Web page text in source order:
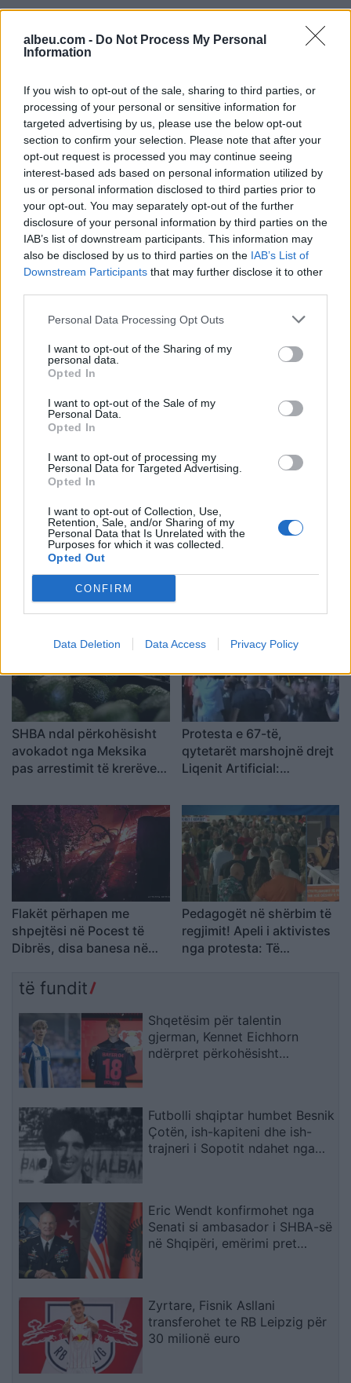
albeu.com - Do Not Process My Personal
Information
If you wish to opt-out of the sale, sharing to third parties, or
processing of your personal or sensitive information for
targeted advertising by us, please use the below opt-out
section to confirm your selection. Please note that after your
opt-out request is processed you may continue seeing
interest-based ads based on personal information utilized by
us or personal information disclosed to third parties prior to
your opt-out. You may separately opt-out of the further
disclosure of your personal information by third parties on the
IAB’s list of downstream participants. This information may
also be disclosed by us to third parties on the IAB’s List of
Downstream Participants that may further disclose it to other
Personal Data Processing Opt Outs
I want to opt-out of the Sharing of my
personal data.
Opted In
I want to opt-out of the Sale of my
Personal Data.
Opted In
I want to opt-out of processing my
Personal Data for Targeted Advertising.
Opted In
I want to opt-out of Collection, Use,
Retention, Sale, and/or Sharing of my
Personal Data that Is Unrelated with the
Purposes for which it was collected.
Opted Out
CONFIRM
Data Deletion Data Access Privacy Policy
Shtuar më
6.04.2022 18:35
Tags:
Alba Exotic Fruit , arrestohet dauti ,
droga ne banane , eduart dauti
Eric Wendt konfirmohet
SHBA-së në Shqipëri,
emërimi pret firmën e
Çota, ish-kapiten dhe ish-
Aksident fatal në Durrës,
makina përplas për vdekje
këmbësorin; drejtuesi
shoqërohet në polici
Kërcënim me bombë në
Milano, gjashtë qendra
SHBA ndal përkohësisht
avokadot nga Meksika
pas arrestimit të krerëve
Protesta e 67-të,
qytetarët marshojnë drejt
Liqenit Artificial:
revolucion”
Flakët përhapen me
shpejtësi në Pocest të
Dibrës, disa banesa në
Pedagogët në shërbim të
regjimit! Apeli i aktivistes
nga protesta: Të
të fundit
Shqetësim për talentin
gjerman, Kennet Eichhorn
ndërpret përkohësisht
Futbolli shqiptar humbet Besnik
Çotën, ish-kapiteni dhe ish-
trajneri i Sopotit ndahet nga
Eric Wendt konfirmohet nga
Senati si ambasador i SHBA-së
në Shqipëri, emërimi pret
Zyrtare, Fisnik Asllani
transferohet te RB Leipzig për
30 milionë euro